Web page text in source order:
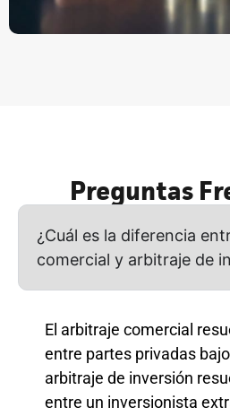
Preguntas
¿Cuál es la diferencia
comercial y arbitraje de
El arbitraje comercial
entre partes privadas
arbitraje de inversión
entre un inversionista